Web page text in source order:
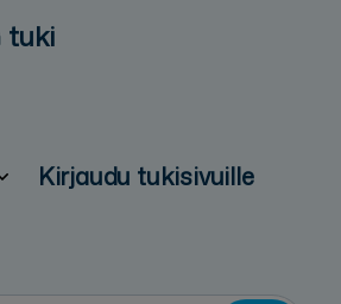
tuki
Kirjaudu tukisivuille